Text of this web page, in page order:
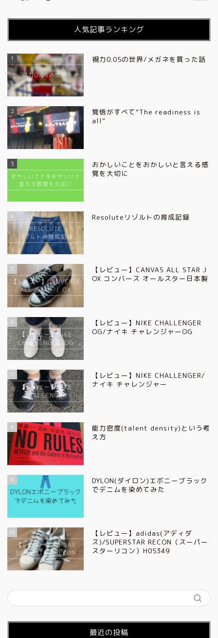
人気記事ランキング
1 視力0.05の世界/メガネを買った話
2
覚悟がすべて“The readiness is
all”
3
おかしいことをおかしいと言える感
覚を大切に
4 Resoluteリゾルトの育成記録
5
【レビュー】CANVAS ALL STAR J
OX コンバース オールスター日本製
6
【レビュー】NIKE CHALLENGER
OG/ナイキ チャレンジャーOG
7
【レビュー】NIKE CHALLENGER/
ナイキ チャレンジャー
8
能力密度(talent density)という考
え方
9
DYLON(ダイロン)エボニーブラック
でデニムを染めてみた
10
【レビュー】adidas(アディダ
ス)/SUPERSTAR RECON（スーパー
スターリコン）H05349
最近の投稿